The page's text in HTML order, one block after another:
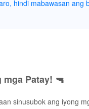
hindi mabawasan ang
Patay! 🔫
sinusubok ang iyong